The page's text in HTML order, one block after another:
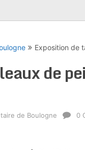
Exposition de
de
de Boulogne 0